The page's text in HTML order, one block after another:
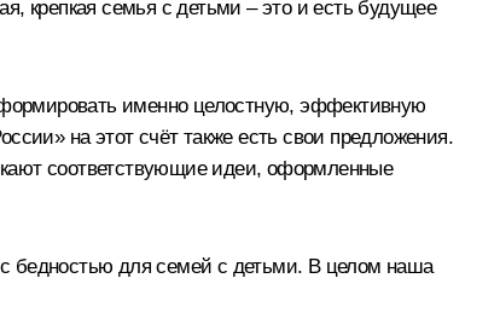
крепкая семья с детьми – это и есть будущее
именно целостную, эффективную
на этот счёт также есть свои предложения.
соответствующие идеи, оформленные
с бедностью для семей с детьми. В целом наша